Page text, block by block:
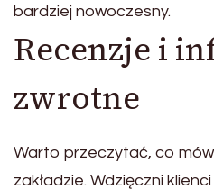
bardziej nowoczesny.
Recenzje i
zwrotne
Warto przeczytać, co
zakładzie. Wdzięczni